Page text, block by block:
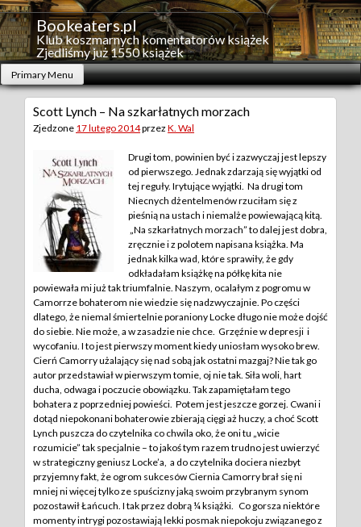
Skip
to
content
Bookeaters.pl
Klub koszmarnych komentatorów książek
Zjedliśmy już 1550 książek
Primary Menu
Scott Lynch – Na szkarłatnych morzach
Zjedzone 17 lutego 2014przez K. Wal
Drugi tom, powinien być i zazwyczaj jest lepszy
od pierwszego. Jednak zdarzają się wyjątki od
tej reguły. Irytujące wyjątki. Na drugi tom
Niecnych dżentelmenów rzuciłam się z
pieśnią na ustach i niemalże powiewającą kitą.
„Na szkarłatnych morzach” to dalej jest dobra,
zręcznie i z polotem napisana książka. Ma
jednak kilka wad, które sprawiły, że gdy
odkładałam książkę na półkę kita nie
powiewała mi już tak triumfalnie. Naszym, ocalałym z pogromu w
Camorrze bohaterom nie wiedzie się nadzwyczajnie. Po części
dlatego, że niemal śmiertelnie poraniony Locke długo nie może dojść
do siebie. Nie może, a w zasadzie nie chce. Grzęźnie w depresji i
wycofaniu. I to jest pierwszy moment kiedy uniosłam wysoko brew.
Cierń Camorry użalający się nad sobą jak ostatni mazgaj? Nie tak go
autor przedstawiał w pierwszym tomie, oj nie tak. Siła woli, hart
ducha, odwaga i poczucie obowiązku. Tak zapamiętałam tego
bohatera z poprzedniej powieści. Potem jest jeszcze gorzej. Cwani i
dotąd niepokonani bohaterowie zbierają cięgi aż huczy, a choć Scott
Lynch puszcza do czytelnika co chwila oko, że oni tu „wicie
rozumicie” tak specjalnie – to jakoś tym razem trudno jest uwierzyć
w strategiczny geniusz Locke’a, a do czytelnika dociera niezbyt
przyjemny fakt, że ogrom sukcesów Ciernia Camorry brał się ni
mniej ni więcej tylko ze spuścizny jaką swoim przybranym synom
pozostawił Łańcuch. I tak przez dobrą ¼ książki. Co gorsza niektóre
momenty intrygi pozostawiają lekki posmak niepokoju związanego z